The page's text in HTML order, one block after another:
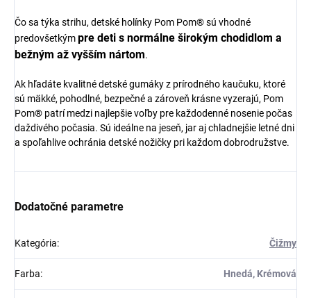
Čo sa týka strihu, detské holínky Pom Pom® sú vhodné
predovšetkýmpre deti s normálne širokým chodidlom a
bežným až vyšším nártom.
Ak hľadáte kvalitné detské gumáky z prírodného kaučuku, ktoré
sú mäkké, pohodlné, bezpečné a zároveň krásne vyzerajú, Pom
Pom® patrí medzi najlepšie voľby pre každodenné nosenie počas
daždivého počasia. Sú ideálne na jeseň, jar aj chladnejšie letné dni
a spoľahlive ochránia detské nožičky pri každom dobrodružstve.
Dodatočné parametre
Kategória: Čižmy
Farba: Hnedá, Krémová